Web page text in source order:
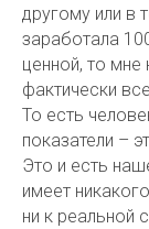
другому или в
заработала
ценной, то
фактически
То есть
показатели –
Это и есть
имеет
ни к реальной